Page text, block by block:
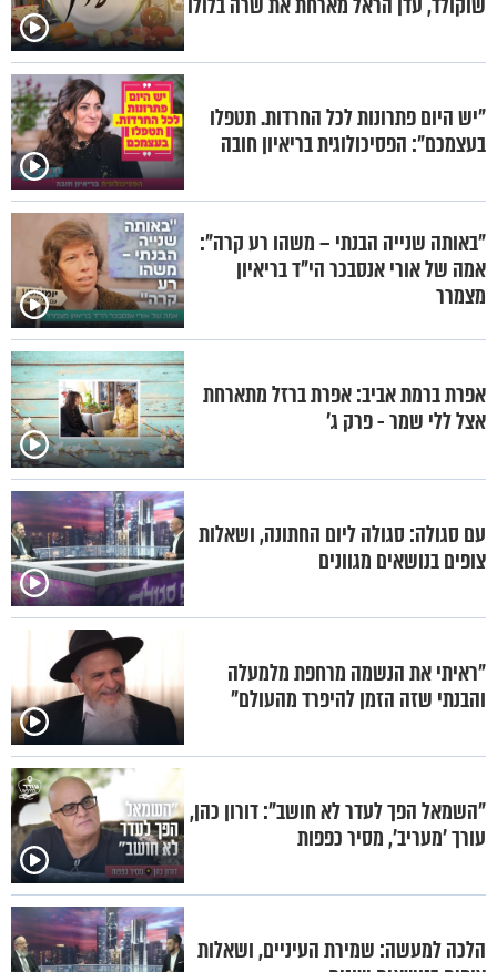
"יש היום פתרונות לכל החרדות. תטפלו
בעצמכם": הפסיכולוגית בריאיון חובה
"באותה שנייה הבנתי – משהו רע קרה":
אמה של אורי אנסבכר הי"ד בריאיון
מצמרר
אפרת ברמת אביב: אפרת ברזל מתארחת
אצל ללי שמר - פרק ג'
עם סגולה: סגולה ליום החתונה, ושאלות
צופים בנושאים מגוונים
"ראיתי את הנשמה מרחפת מלמעלה
והבנתי שזה הזמן להיפרד מהעולם"
"השמאל הפך לעדר לא חושב": דורון כהן,
עורך 'מעריב', מסיר כפפות
הלכה למעשה: שמירת העיניים, ושאלות